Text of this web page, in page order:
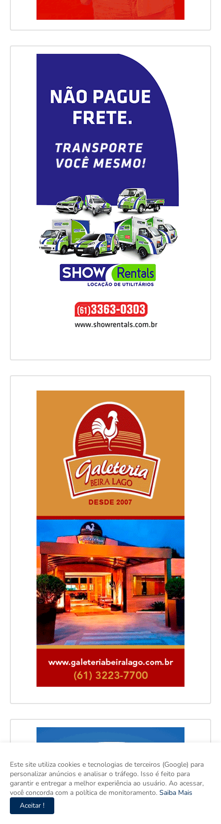
Este site utiliza cookies e tecnologias de terceiros (Google) para
personalizar anúncios e analisar o tráfego. Isso é feito para
garantir e entregar a melhor experiência ao usuário. Ao acessar,
você concorda com a política de monitoramento. Saiba Mais
Aceitar !